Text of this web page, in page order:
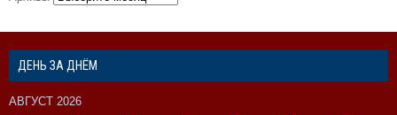
ДЕНЬ ЗА ДНЁМ
АВГУСТ 2026